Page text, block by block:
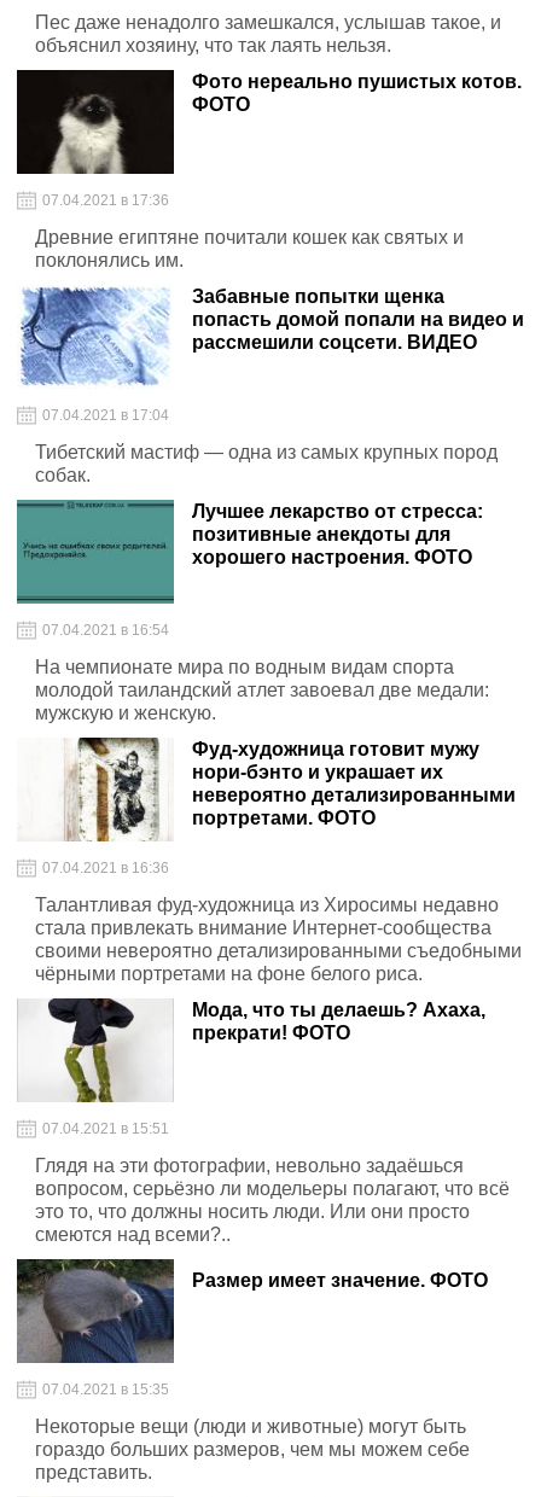
Пес даже ненадолго замешкался, услышав такое, и
объяснил хозяину, что так лаять нельзя.
Фото нереально пушистых котов.
ФОТО
07.04.2021 в 17:36
Древние египтяне почитали кошек как святых и
поклонялись им.
Забавные попытки щенка
попасть домой попали на видео и
рассмешили соцсети. ВИДЕО
07.04.2021 в 17:04
Тибетский мастиф — одна из самых крупных пород
собак.
Лучшее лекарство от стресса:
позитивные анекдоты для
хорошего настроения. ФОТО
07.04.2021 в 16:54
На чемпионате мира по водным видам спорта
молодой таиландский атлет завоевал две медали:
мужскую и женскую.
Фуд-художница готовит мужу
нори-бэнто и украшает их
невероятно детализированными
портретами. ФОТО
07.04.2021 в 16:36
Талантливая фуд-художница из Хиросимы недавно
стала привлекать внимание Интернет-сообщества
своими невероятно детализированными съедобными
чёрными портретами на фоне белого риса.
Мода, что ты делаешь? Ахаха,
прекрати! ФОТО
07.04.2021 в 15:51
Глядя на эти фотографии, невольно задаёшься
вопросом, серьёзно ли модельеры полагают, что всё
это то, что должны носить люди. Или они просто
смеются над всеми?..
Размер имеет значение. ФОТО
07.04.2021 в 15:35
Некоторые вещи (люди и животные) могут быть
гораздо больших размеров, чем мы можем себе
представить.